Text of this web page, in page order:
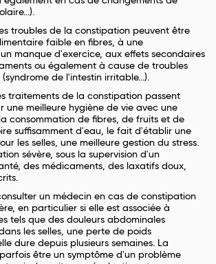
troubles de la constipation peuvent être
faible en fibres, à une
manque d'exercice, aux effets secondaires
ou également à cause de troubles
de l'intestin irritable...).
traitements de la constipation passent
une meilleure hygiène de vie avec une
consommation de fibres, de fruits et de
suffisamment d'eau, le fait d'établir une
les selles, une meilleure gestion du stress.
sévère, sous la supervision d'un
des médicaments, des laxatifs doux,
un médecin en cas de constipation
en particulier si elle est associée à
tels que des douleurs abdominales
les selles, une perte de poids
dure depuis plusieurs semaines. La
être un symptôme d'un problème